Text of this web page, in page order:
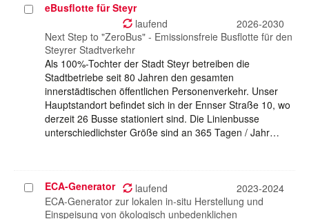
ProjekteBusflotte für Steyr
laufend
2026-2030
Next Step to "ZeroBus" - Emissionsfreie Busflotte für den
Steyrer Stadtverkehr
Als 100%-Tochter der Stadt Steyr betreiben die
Stadtbetriebe seit 80 Jahren den gesamten
innerstädtischen öffentlichen Personenverkehr. Unser
Hauptstandort befindet sich in der Ennser Straße 10, wo
derzeit 26 Busse stationiert sind. Die Linienbusse
unterschiedlichster Größe sind an 365 Tagen / Jahr…
Projekt
auswählen
ECA-Generator laufend
2023-2024
ECA-Generator zur lokalen in-situ Herstellung und
Einspeisung von ökologisch unbedenklichen